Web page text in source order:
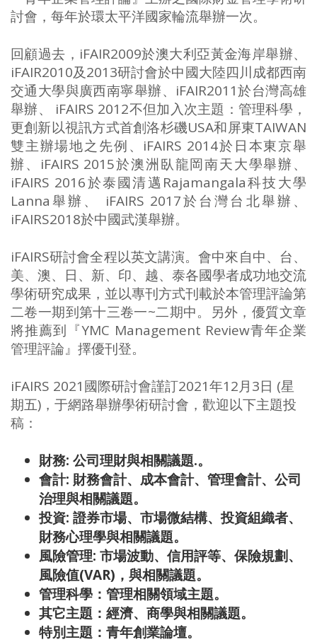
討會，每年於環太平洋國家輪流舉辦一次。
回顧過去，iFAIR2009於澳大利亞黃金海岸舉辦、
iFAIR2010及2013研討會於中國大陸四川成都西南
交通大學與廣西南寧舉辦、iFAIR2011於台灣高雄
舉辦、 iFAIRS 2012不但加入次主題：管理科學，
更創新以視訊方式首創洛杉磯USA和屏東TAIWAN
雙主辦場地之先例、iFAIRS 2014於日本東京舉
辦、iFAIRS 2015於澳洲臥龍岡南天大學舉辦、
iFAIRS 2016於泰國清邁Rajamangala科技大學
Lanna舉辦、 iFAIRS 2017於台灣台北舉辦、
iFAIRS2018於中國武漢舉辦。
iFAIRS研討會全程以英文講演。會中來自中、台、
美、澳、日、新、印、越、泰各國學者成功地交流
學術研究成果，並以專刊方式刊載於本管理評論第
二卷一期到第十三卷一~二期中。另外，優質文章
將推薦到『YMC Management Review青年企業
管理評論』擇優刊登。
iFAIRS 2021國際研討會謹訂2021年12月3日 (星
期五)，于網路舉辦學術研討會，歡迎以下主題投
稿：
財務: 公司理財與相關議題.。
會計: 財務會計、成本會計、管理會計、公司
治理與相關議題。
投資: 證券市場、市場微結構、投資組織者、
財務心理學與相關議題。
風險管理: 市場波動、信用評等、保險規劃、
風險值(VAR) ，與相關議題。
管理科學：管理相關領域主題。
其它主題：經濟、商學與相關議題。
特別主題：青年創業論壇。